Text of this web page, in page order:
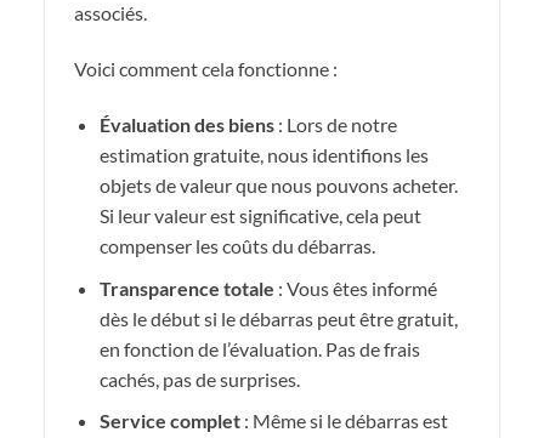
associés.
Voici comment cela fonctionne :
Évaluation des biens : Lors de notre
estimation gratuite, nous identifions les
objets de valeur que nous pouvons acheter.
Si leur valeur est significative, cela peut
compenser les coûts du débarras.
Transparence totale : Vous êtes informé
dès le début si le débarras peut être gratuit,
en fonction de l’évaluation. Pas de frais
cachés, pas de surprises.
Service complet : Même si le débarras est